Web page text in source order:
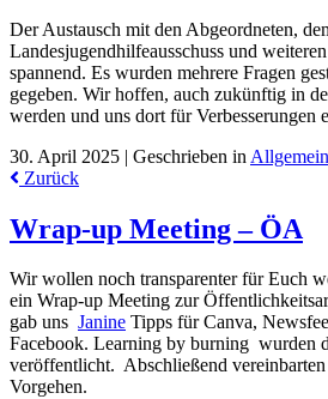
Der Austausch mit den Abgeordneten,
Landesjugendhilfeausschuss und
spannend. Es wurden mehrere Fragen
gegeben. Wir hoffen, auch zukünftig in
werden und uns dort für Verbesserungen
30. April 2025 | Geschrieben in Allgemein
Zurück
Wrap-up Meeting – ÖA
Wir wollen noch transparenter für Euch
ein Wrap-up Meeting zur
gab uns Janine Tipps für Canva,
Facebook. Learning by burning wurden
veröffentlicht. Abschließend
Vorgehen.